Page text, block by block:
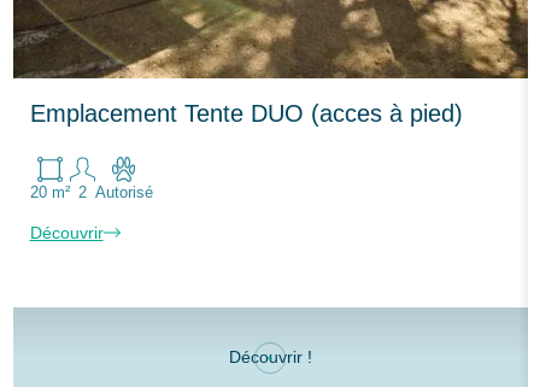
Emplacement Tente DUO (acces à pied)
20 m² 2 Autorisé
Découvrir
Découvrir !